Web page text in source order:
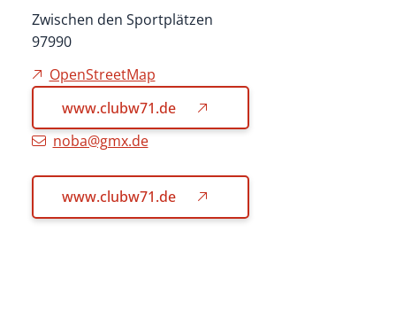
Zwischen den Sportplätzen
97990
OpenStreetMap
www.clubw71.de
noba@gmx.de
www.clubw71.de